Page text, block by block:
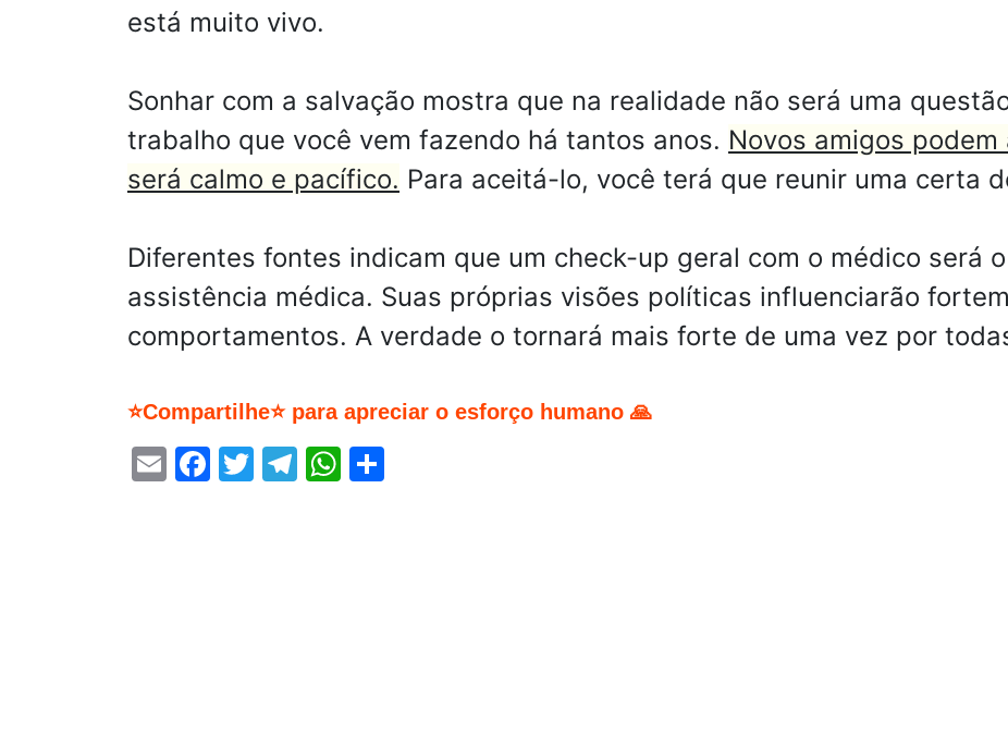
está muito vivo.
Sonhar com a salvação mostra que na realidade não será uma
trabalho que você vem fazendo há tantos anos. Novos amigos
será calmo e pacífico. Para aceitá-lo, você terá que reunir uma certa
Diferentes fontes indicam que um check-up geral com o médico será
assistência médica. Suas próprias visões políticas influenciarão
comportamentos. A verdade o tornará mais forte de uma vez por
⭐Compartilhe⭐ para apreciar o esforço humano 🙏
EmailFacebook
Twitter
Telegram
WhatsApp